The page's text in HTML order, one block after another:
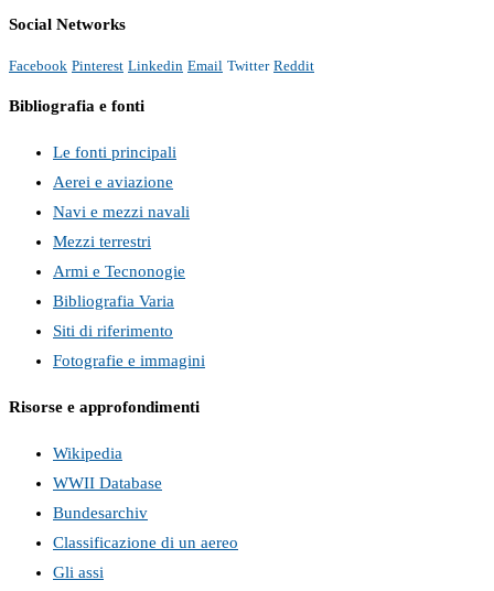
Social Networks
Facebook Pinterest Linkedin Email Twitter Reddit
Bibliografia e fonti
Le fonti principali
Aerei e aviazione
Navi e mezzi navali
Mezzi terrestri
Armi e Tecnonogie
Bibliografia Varia
Siti di riferimento
Fotografie e immagini
Risorse e approfondimenti
Wikipedia
WWII Database
Bundesarchiv
Classificazione di un aereo
Gli assi